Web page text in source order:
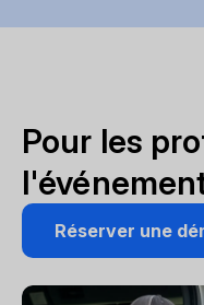
Pour les
Réserver une